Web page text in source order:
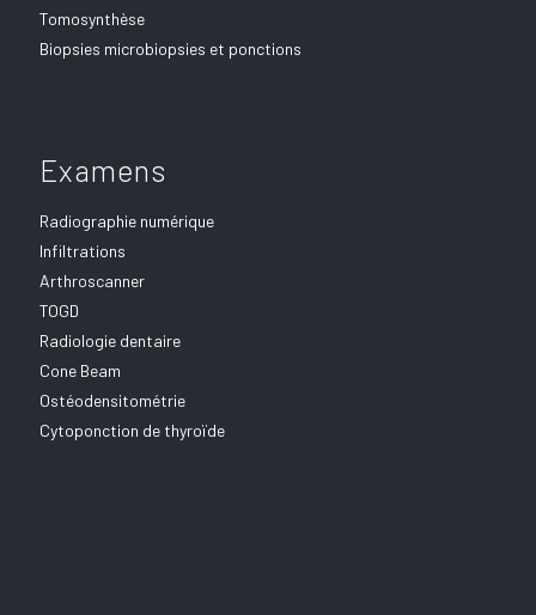
Tomosynthèse
Biopsies microbiopsies et ponctions
Examens
Radiographie numérique
Infiltrations
Arthroscanner
TOGD
Radiologie dentaire
Cone Beam
Ostéodensitométrie
Cytoponction de thyroïde